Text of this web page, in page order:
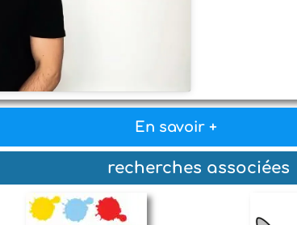
En savoir +
recherches associées